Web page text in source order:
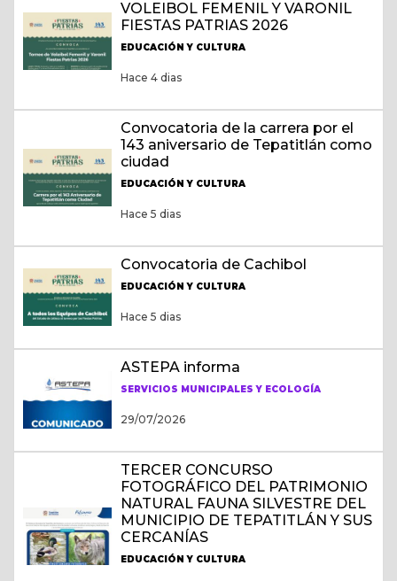
VOLEIBOL FEMENIL Y VARONIL
FIESTAS PATRIAS 2026
EDUCACIÓN Y CULTURA
Hace 4 dias
Convocatoria de la carrera por el
143 aniversario de Tepatitlán como
ciudad
EDUCACIÓN Y CULTURA
Hace 5 dias
Convocatoria de Cachibol
EDUCACIÓN Y CULTURA
Hace 5 dias
ASTEPA informa
SERVICIOS MUNICIPALES Y ECOLOGÍA
29/07/2026
TERCER CONCURSO
FOTOGRÁFICO DEL PATRIMONIO
NATURAL FAUNA SILVESTRE DEL
MUNICIPIO DE TEPATITLÁN Y SUS
CERCANÍAS
EDUCACIÓN Y CULTURA